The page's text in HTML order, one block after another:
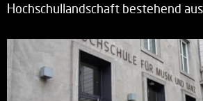
Hochschullandschaft bestehend